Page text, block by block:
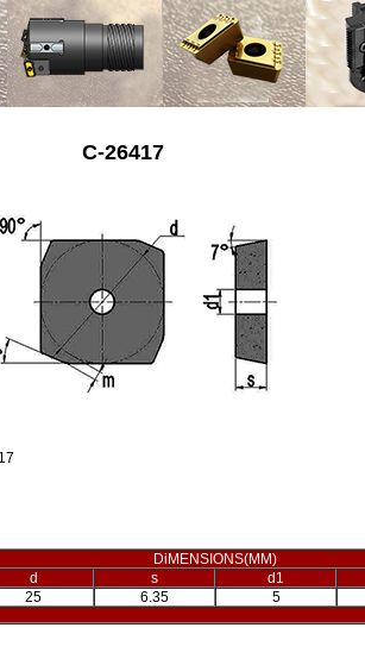
C-26417
DiMENSIONS(MM)
d
s d1
25 6.35 5